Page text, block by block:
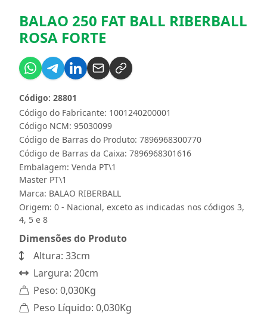
BALAO 250 FAT BALL RIBERBALL
ROSA FORTE
Código do Fabricante: 1001240200001
Código: 28801
Código NCM: 95030099
Código de Barras do Produto: 7896968300770
Código de Barras da Caixa: 7896968301616
Embalagem: Venda PT\1
Master PT\1
Marca: BALAO RIBERBALL
Origem: 0 - Nacional, exceto as indicadas nos códigos 3,
4, 5 e 8
Dimensões do Produto
Altura: 33cm
Largura: 20cm
Peso: 0,030Kg
Peso Líquido: 0,030Kg